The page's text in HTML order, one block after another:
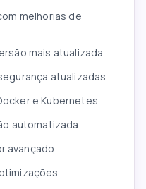
melhorias de
mais atualizada
atualizadas
e Kubernetes
automatizada
avançado